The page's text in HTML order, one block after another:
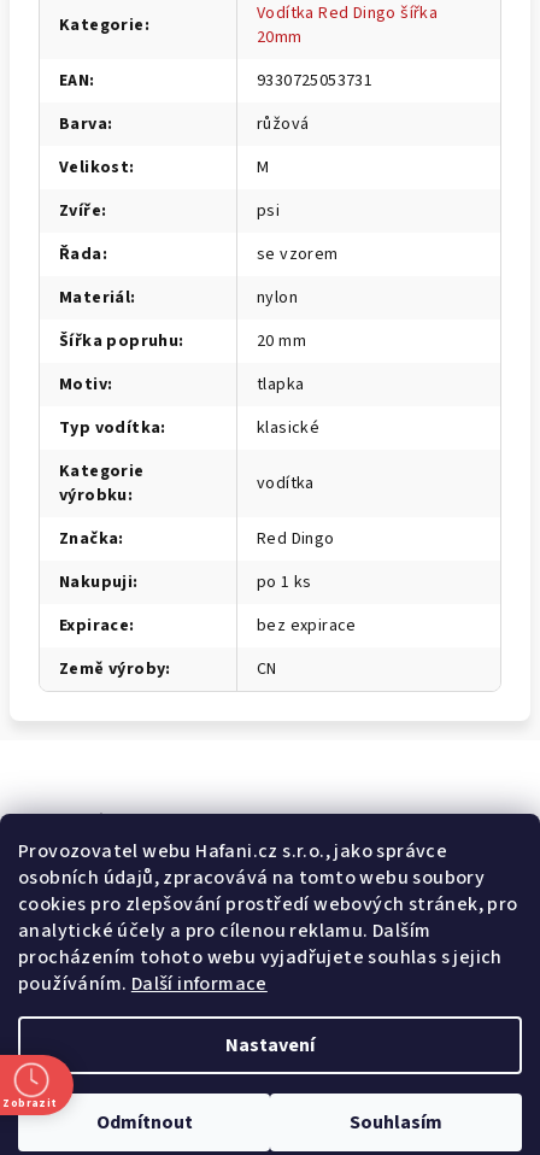
Provozovatel webu Hafani.cz s.r.o., jako správce
osobních údajů, zpracovává na tomto webu soubory
cookies pro zlepšování prostředí webových stránek, pro
analytické účely a pro cílenou reklamu. Dalším
procházením tohoto webu vyjadřujete souhlas s jejich
používáním. Další informace
Nastavení
Odmítnout Souhlasím
Kategorie:
Vodítka Red Dingo šířka
20mm
EAN:
9330725053731
Barva:
růžová
Velikost:
M
Zvíře:
psi
Řada:
se vzorem
Materiál:
nylon
Šířka popruhu:
20 mm
Motiv:
tlapka
Typ vodítka:
klasické
Kategorie
výrobku: vodítka
Značka:
Red Dingo
Nakupuji:
po 1 ks
Expirace:
bez expirace
Země výroby: CN
Odebírat newsletter
E-mail
Potvrzuji souhlas svšeobecnými obchodními podmínkami a
spodmínkami zpracovávání a ochrany osobních údajů .
Přihlásit se
Z
á
Copyright 2026
nastavení cookies
Zobrazit